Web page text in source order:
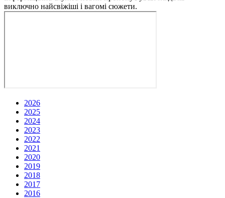
виключно найсвіжіші і вагомі сюжети.
2026
2025
2024
2023
2022
2021
2020
2019
2018
2017
2016